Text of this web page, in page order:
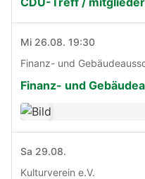
Mi 26.08. 19:30
Finanz- und
Finanz- und
Sa 29.08.
Kulturverein e.V.